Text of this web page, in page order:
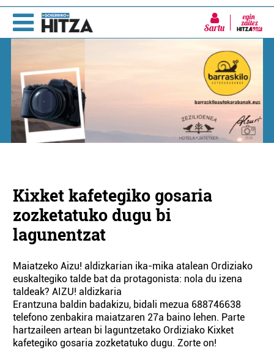
Sartu
Kixket kafetegiko gosaria
zozketatuko dugu bi
lagunentzat
Maiatzeko Aizu! aldizkarian ika-mika atalean Ordiziako
euskaltegiko talde bat da protagonista: nola du izena
taldeak? AIZU! aldizkaria
Erantzuna baldin badakizu, bidali mezua 688746638
telefono zenbakira maiatzaren 27a baino lehen. Parte
hartzaileen artean bi laguntzetako Ordiziako Kixket
kafetegiko gosaria zozketatuko dugu. Zorte on!